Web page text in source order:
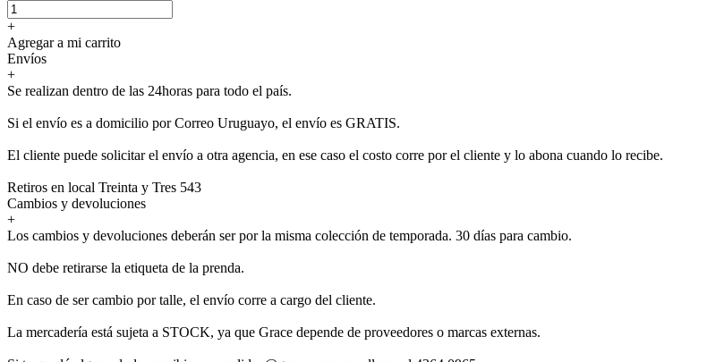
+
Agregar a mi carrito
Envíos
+
Se realizan dentro de las 24horas para todo el país.
Si el envío es a domicilio por Correo Uruguayo, el envío es GRATIS.
El cliente puede solicitar el envío a otra agencia, en ese caso el costo corre por el cliente y lo abona cuando lo recibe.
Retiros en local Treinta y Tres 543
Cambios y devoluciones
+
Los cambios y devoluciones deberán ser por la misma colección de temporada. 30 días para cambio.
NO debe retirarse la etiqueta de la prenda.
En caso de ser cambio por talle, el envío corre a cargo del cliente.
La mercadería está sujeta a STOCK, ya que Grace depende de proveedores o marcas externas.